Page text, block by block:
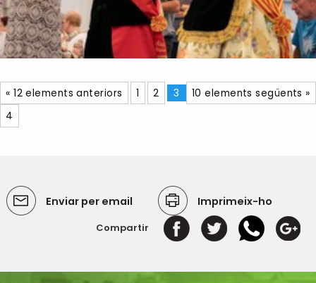
« 12 elements anteriors 10 elements següents »
1 2
3
4
Enviar per email Imprimeix-ho
Compartir